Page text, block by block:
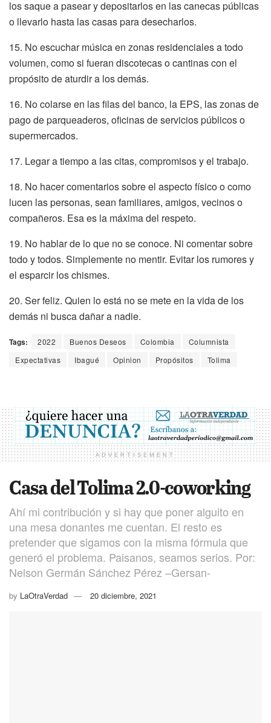
los saque a pasear y depositarlos en las canecas públicas
o llevarlo hasta las casas para desecharlos.
15. No escuchar música en zonas residenciales a todo
volumen, como si fueran discotecas o cantinas con el
propósito de aturdir a los demás.
16. No colarse en las filas del banco, la EPS, las zonas de
pago de parqueaderos, oficinas de servicios públicos o
supermercados.
17. Legar a tiempo a las citas, compromisos y el trabajo.
18. No hacer comentarios sobre el aspecto físico o como
lucen las personas, sean familiares, amigos, vecinos o
compañeros. Esa es la máxima del respeto.
19. No hablar de lo que no se conoce. Ni comentar sobre
todo y todos. Simplemente no mentir. Evitar los rumores y
el esparcir los chismes.
20. Ser feliz. Quien lo está no se mete en la vida de los
demás ni busca dañar a nadie.
Tags: 2022 Buenos Deseos Colombia
Columnista
Expectativas
Ibagué Opinion Propósitos Tolima
ADVERTISEMENT
Casa del Tolima 2.0-coworking
Ahí mi contribución y si hay que poner alguito en
una mesa donantes me cuentan. El resto es
pretender que sigamos con la misma fórmula que
generó el problema. Paisanos, seamos serios. Por:
Nelson Germán Sánchez Pérez –Gersan-
by LaOtraVerdad 20 diciembre, 2021